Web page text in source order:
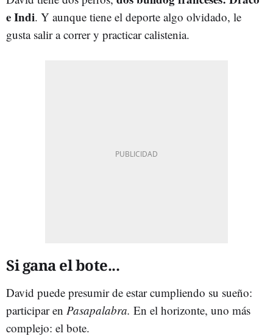
e Indi. Y aunque tiene el deporte algo olvidado, le
gusta salir a correr y practicar calistenia.
Si gana el bote...
David puede presumir de estar cumpliendo su sueño:
participar en Pasapalabra. En el horizonte, uno más
complejo: el bote.